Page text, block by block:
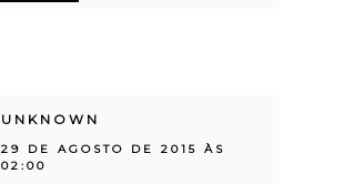
UNKNOWN
29 DE AGOSTO DE 2015 ÀS
02:00